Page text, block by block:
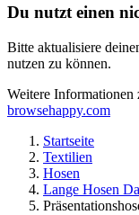
Du nutzt einen
Bitte aktualisiere
nutzen zu können.
Weitere Informationen
browsehappy.com
Startseite
Textilien
Hosen
Lange Hosen